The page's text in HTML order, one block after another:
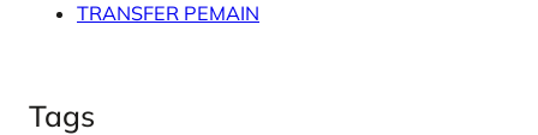
TRANSFER PEMAIN
Tags